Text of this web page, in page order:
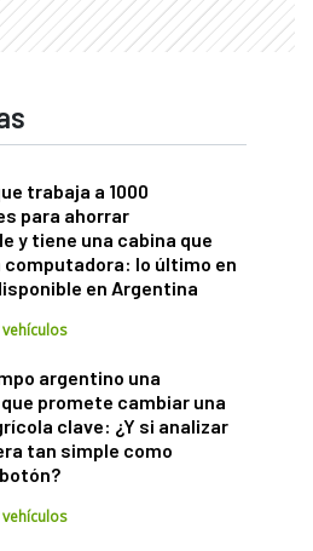
trabaja a 1000
para ahorrar
y tiene una cabina que
computadora: lo último en
en Argentina
argentino una
promete cambiar una
clave: ¿Y si analizar
tan simple como